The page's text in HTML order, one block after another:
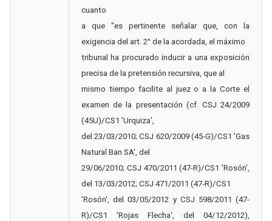
cuanto
a que "es pertinente señalar que, con la
exigencia del art. 2° de la acordada, el máximo
tribunal ha procurado inducir a una exposición
precisa de la pretensión recursiva, que al
mismo tiempo facilite al juez o a la Corte el
examen de la presentación (cf. CSJ 24/2009
(45U)/CS1 'Urquiza',
del 23/03/2010; CSJ 620/2009 (45-G)/CS1 'Gas
Natural Ban SA', del
29/06/2010; CSJ 470/2011 (47-R)/CS1 'Rosón',
del 13/03/2012; CSJ 471/2011 (47-R)/CS1
'Rosón', del 03/05/2012 y CSJ 598/2011 (47-
R)/CS1 'Rojas Flecha', del 04/12/2012),